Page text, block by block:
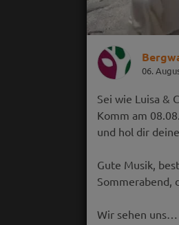
06.
Sei wie Luisa &
Komm am
und hol dir
Gute Musik,
Sommerabend,
Wir sehen uns…